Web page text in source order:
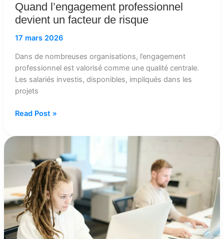
Quand l’engagement professionnel
devient un facteur de risque
17 mars 2026
Dans de nombreuses organisations, l’engagement
professionnel est valorisé comme une qualité centrale.
Les salariés investis, disponibles, impliqués dans les
projets
Read Post »
situations
conflictuelles
ne
relèvent
pas
du
harcèlement